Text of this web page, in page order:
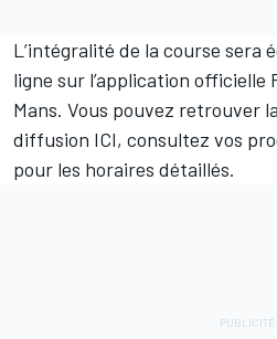
L’intégralité de la course sera
ligne sur l’application officielle
Mans. Vous pouvez retrouver
diffusion ICI, consultez vos
pour les horaires détaillés.